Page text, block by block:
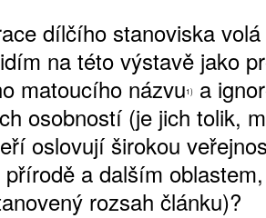
dílčího stanoviska
na této výstavě jako
matoucího názvu1)
a
osobností (je jich tolik,
oslovují širokou
a dalším
rozsah článku)?